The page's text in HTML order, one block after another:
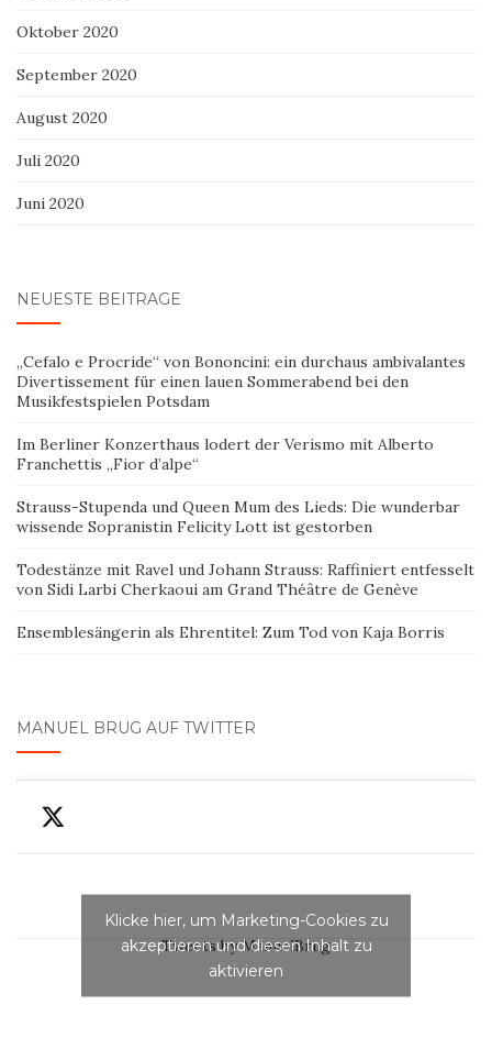
Oktober 2020
September 2020
August 2020
Juli 2020
Juni 2020
NEUESTE BEITRÄGE
„Cefalo e Procride“ von Bononcini: ein durchaus ambivalantes
Divertissement für einen lauen Sommerabend bei den
Musikfestspielen Potsdam
Im Berliner Konzerthaus lodert der Verismo mit Alberto
Franchettis „Fior d’alpe“
Strauss-Stupenda und Queen Mum des Lieds: Die wunderbar
wissende Sopranistin Felicity Lott ist gestorben
Todestänze mit Ravel und Johann Strauss: Raffiniert entfesselt
von Sidi Larbi Cherkaoui am Grand Théâtre de Genève
Ensemblesängerin als Ehrentitel: Zum Tod von Kaja Borris
MANUEL BRUG AUF TWITTER
Tweets by ManuelBrug
Klicke hier, um Marketing-Cookies zu
akzeptieren und diesen Inhalt zu
aktivieren